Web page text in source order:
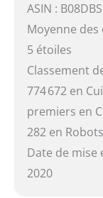
ASIN :
Moyenne
5 étoiles
Classement
774 672 en
premiers en
282 en
Date de mise
2020